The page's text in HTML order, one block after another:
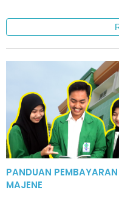
PANDUAN
MAJENE